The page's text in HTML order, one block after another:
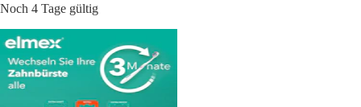
Noch 4 Tage gültig